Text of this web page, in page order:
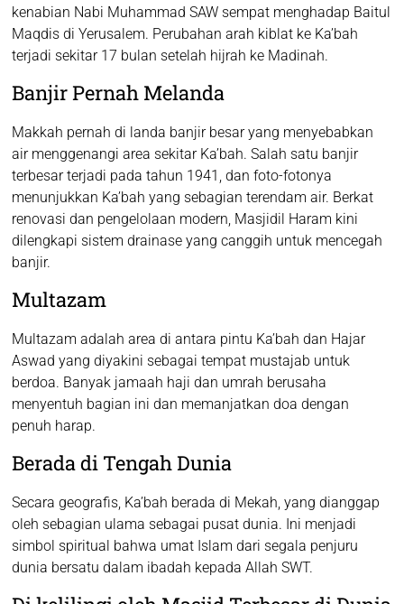
kenabian Nabi Muhammad SAW sempat menghadap Baitul
Maqdis di Yerusalem. Perubahan arah kiblat ke Ka’bah
terjadi sekitar 17 bulan setelah hijrah ke Madinah.
Banjir Pernah Melanda
Makkah pernah di landa banjir besar yang menyebabkan
air menggenangi area sekitar Ka’bah. Salah satu banjir
terbesar terjadi pada tahun 1941, dan foto-fotonya
menunjukkan Ka’bah yang sebagian terendam air. Berkat
renovasi dan pengelolaan modern, Masjidil Haram kini
dilengkapi sistem drainase yang canggih untuk mencegah
banjir.
Multazam
Multazam adalah area di antara pintu Ka’bah dan Hajar
Aswad yang diyakini sebagai tempat mustajab untuk
berdoa. Banyak jamaah haji dan umrah berusaha
menyentuh bagian ini dan memanjatkan doa dengan
penuh harap.
Berada di Tengah Dunia
Secara geografis, Ka’bah berada di Mekah, yang dianggap
oleh sebagian ulama sebagai pusat dunia. Ini menjadi
simbol spiritual bahwa umat Islam dari segala penjuru
dunia bersatu dalam ibadah kepada Allah SWT.